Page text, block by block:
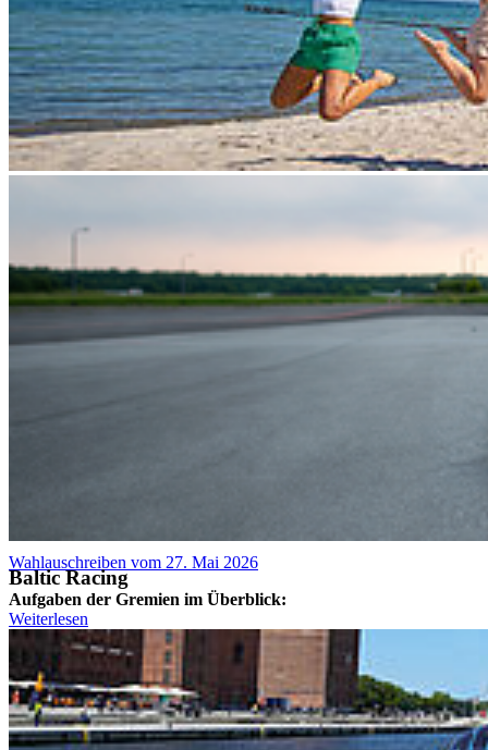
Baltic Racing
Weiterlesen
Am 27. Mai sind Studierende dazu aufgerufen, ihre Stimmen im
Wahllokal in Haus 5 (Erdgeschoss) zwischen 8 und 15Uhr
abzugeben. Direkt im Anschluss erfolgt dort die öffentliche
Auszählung der Stimmen.
Gewählt werden unter anderem die studentischen Mitglieder im
erweiterten Senat (10) und Senat (2), in den Fakultätsräten (je 2 pro
Fakultät) sowie das Studierendenparlament (StuPa) (11) und die
Fachschaftsräte (je 9 pro Fakultät).
eingetragen sind. Dieses liegt seit dem 25. März 2026 im Wahlbüro
Verzeichnis können noch bis zum 20. Mai, 12 Uhr, eingereicht
werden.
Wer am Wahltag verhindert ist, hat die Möglichkeit zur Briefwahl.
formgerecht und fristgerecht im Wahlbüro abgegeben werden.
Wahlauschreiben vom 27. Mai 2026
Aufgaben der Gremien im Überblick:
Der erweiterte Senatbefasst sich mit grundlegenden
Angelegenheiten der Hochschule, etwa mit der Grundordnung, der
Wahl der Hochschulleitung oder Stellungnahmen zum
Hochschulentwicklungs- und Wirtschaftsplan. Er tagt regulär einmal
pro Semester.